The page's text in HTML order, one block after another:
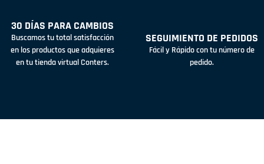
30 DÍAS PARA CAMBIOS
Buscamos tu total satisfacción
en los productos que adquieres
en tu tienda virtual Conters.
SEGUIMIENTO DE PEDIDOS
Fácil y Rápido con tu número de
pedido.